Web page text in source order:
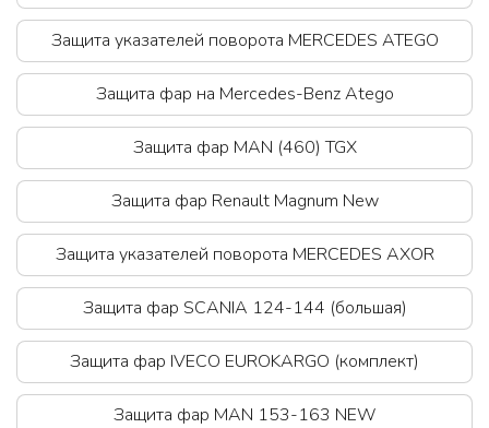
Защита указателей поворота MERCEDES ATEGO
Защита фар на Mercedes-Benz Atego
Защита фар MAN (460) TGX
Защита фар Renault Magnum New
Защита указателей поворота MERCEDES AXOR
Защита фар SCANIA 124-144 (большая)
Защита фар IVECO EUROKARGO (комплект)
Защита фар MAN 153-163 NEW